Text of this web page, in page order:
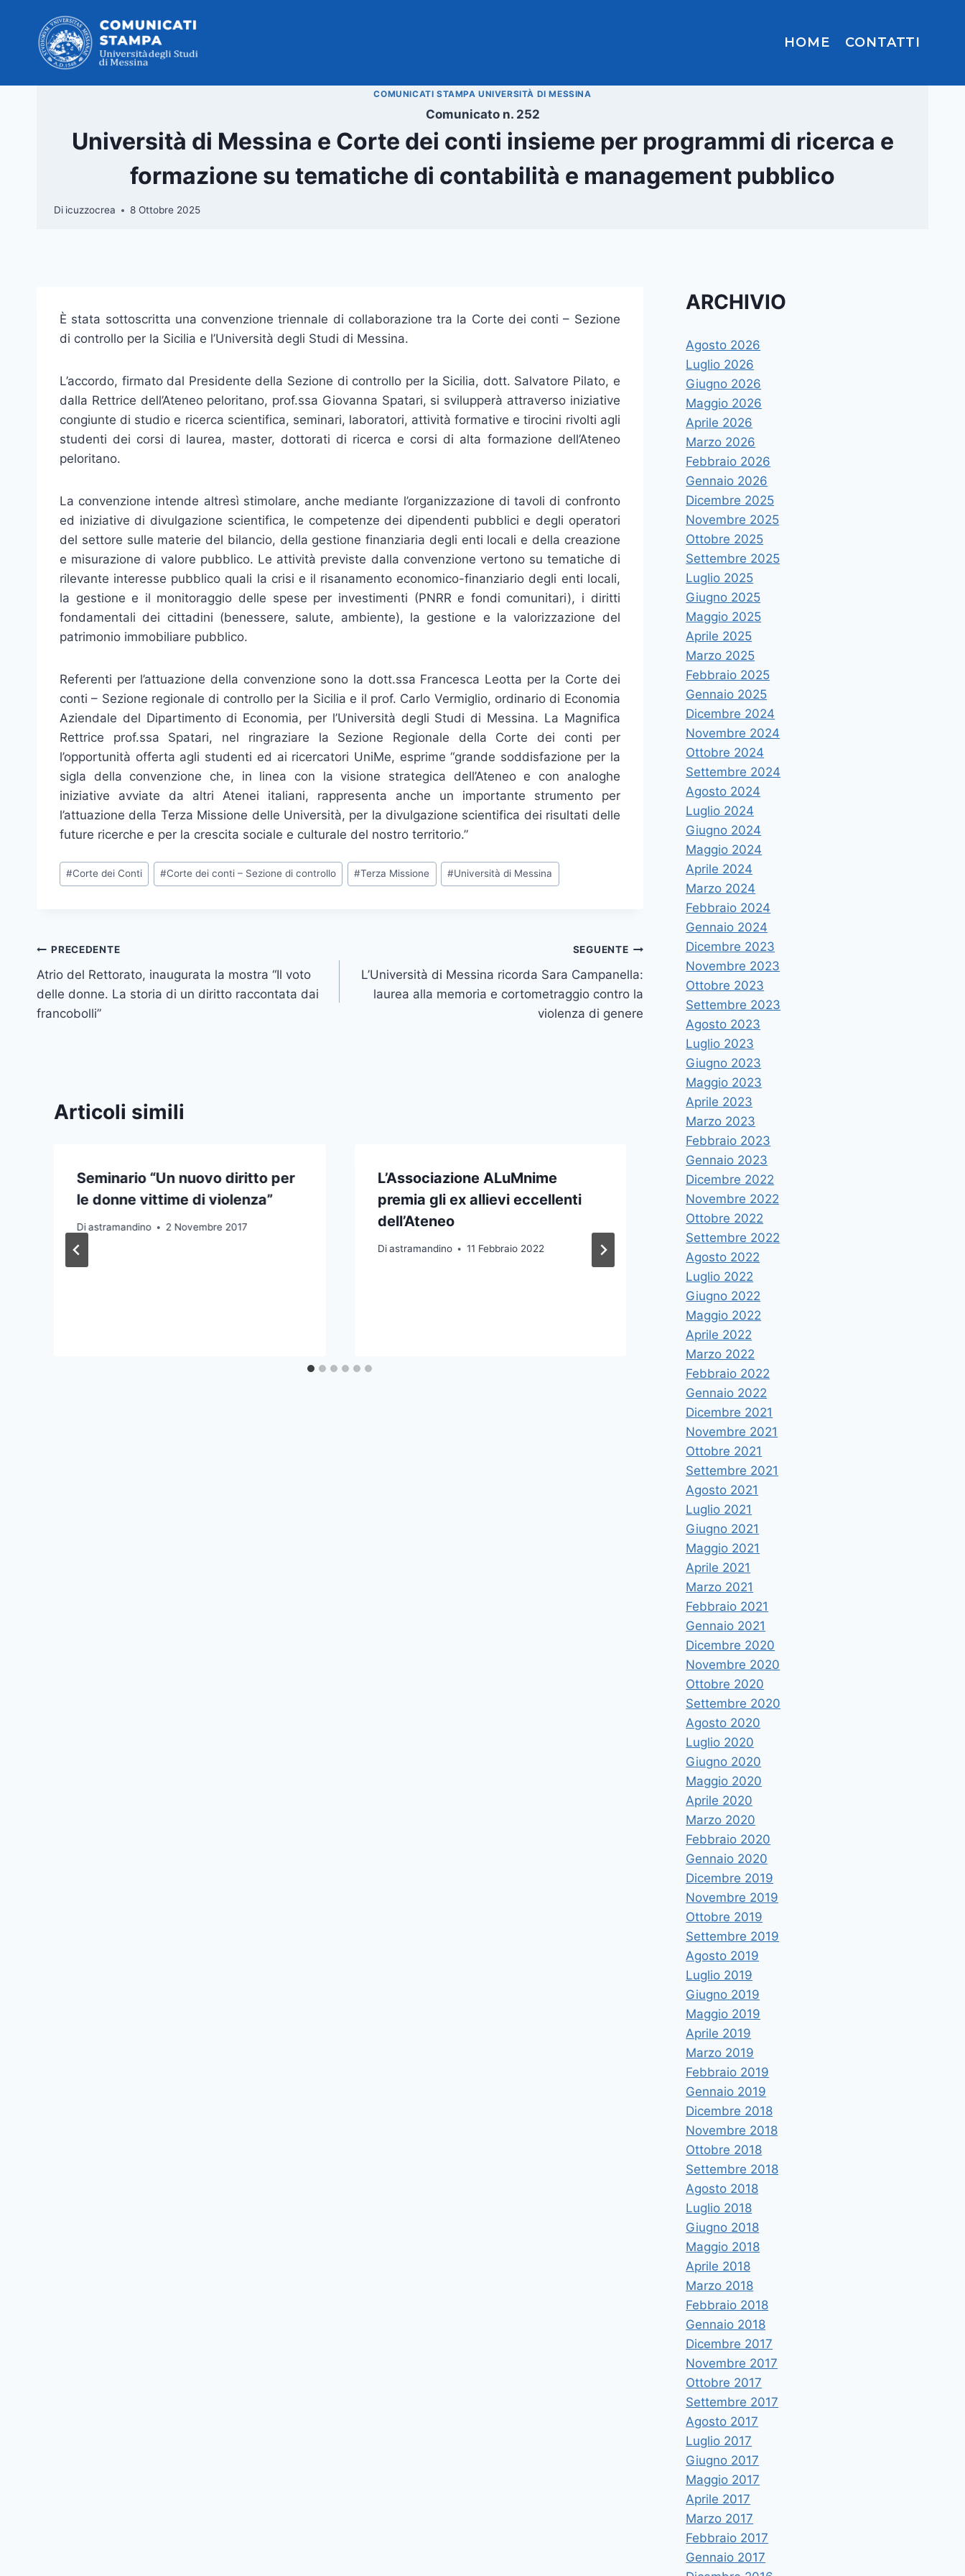
contenuto
HOME CONTATTI
COMUNICATI STAMPA UNIVERSITÀ DI MESSINA
Comunicato n. 252
Università di Messina e Corte dei conti insieme per programmi di ricerca e
formazione su tematiche di contabilità e management pubblico
Di icuzzocrea 8 Ottobre 2025
È stata sottoscritta una convenzione triennale di collaborazione tra la Corte dei conti – Sezione
di controllo per la Sicilia e l’Università degli Studi di Messina.
L’accordo, firmato dal Presidente della Sezione di controllo per la Sicilia, dott. Salvatore Pilato, e
dalla Rettrice dell’Ateneo peloritano, prof.ssa Giovanna Spatari, si svilupperà attraverso iniziative
congiunte di studio e ricerca scientifica, seminari, laboratori, attività formative e tirocini rivolti agli
studenti dei corsi di laurea, master, dottorati di ricerca e corsi di alta formazione dell’Ateneo
peloritano.
La convenzione intende altresì stimolare, anche mediante l’organizzazione di tavoli di confronto
ed iniziative di divulgazione scientifica, le competenze dei dipendenti pubblici e degli operatori
del settore sulle materie del bilancio, della gestione finanziaria degli enti locali e della creazione
e misurazione di valore pubblico. Le attività previste dalla convenzione vertono su tematiche di
rilevante interesse pubblico quali la crisi e il risanamento economico-finanziario degli enti locali,
la gestione e il monitoraggio delle spese per investimenti (PNRR e fondi comunitari), i diritti
fondamentali dei cittadini (benessere, salute, ambiente), la gestione e la valorizzazione del
patrimonio immobiliare pubblico.
Referenti per l’attuazione della convenzione sono la dott.ssa Francesca Leotta per la Corte dei
conti – Sezione regionale di controllo per la Sicilia e il prof. Carlo Vermiglio, ordinario di Economia
Aziendale del Dipartimento di Economia, per l’Università degli Studi di Messina. La Magnifica
Rettrice prof.ssa Spatari, nel ringraziare la Sezione Regionale della Corte dei conti per
l’opportunità offerta agli studenti ed ai ricercatori UniMe, esprime “grande soddisfazione per la
sigla della convenzione che, in linea con la visione strategica dell’Ateneo e con analoghe
iniziative avviate da altri Atenei italiani, rappresenta anche un importante strumento per
l’attuazione della Terza Missione delle Università, per la divulgazione scientifica dei risultati delle
future ricerche e per la crescita sociale e culturale del nostro territorio.”
Tag
articolo:
#Corte dei Conti #Corte dei conti – Sezione di controllo #Terza Missione #Università di Messina
Navigazione
articoli
PRECEDENTE
Atrio del Rettorato, inaugurata la mostra “Il voto
delle donne. La storia di un diritto raccontata dai
francobolli”
SEGUENTE
L’Università di Messina ricorda Sara Campanella:
laurea alla memoria e cortometraggio contro la
violenza di genere
Articoli simili
Seminario “Un nuovo diritto per
le donne vittime di violenza”
Diastramandino 2 Novembre 2017
L’Associazione ALuMnime
premia gli ex allievi eccellenti
dell’Ateneo
Di astramandino 11 Febbraio 2022
ACCORDO UNIVERSITA’ E
UFFICIO SPECIALE SPORTELLO
UNICO AERCA PER INTERVENTI
SU AREE ESPOSTE AD
INQUINAMENTO E RISCHIO
SALUTE
Divruggeri 8 Maggio 2012
ARCHIVIO
Agosto 2026
Luglio 2026
Giugno 2026
Maggio 2026
Aprile 2026
Marzo 2026
Febbraio 2026
Gennaio 2026
Dicembre 2025
Novembre 2025
Ottobre 2025
Settembre 2025
Luglio 2025
Giugno 2025
Maggio 2025
Aprile 2025
Marzo 2025
Febbraio 2025
Gennaio 2025
Dicembre 2024
Novembre 2024
Ottobre 2024
Settembre 2024
Agosto 2024
Luglio 2024
Giugno 2024
Maggio 2024
Aprile 2024
Marzo 2024
Febbraio 2024
Gennaio 2024
Dicembre 2023
Novembre 2023
Ottobre 2023
Settembre 2023
Agosto 2023
Luglio 2023
Giugno 2023
Maggio 2023
Aprile 2023
Marzo 2023
Febbraio 2023
Gennaio 2023
Dicembre 2022
Novembre 2022
Ottobre 2022
Settembre 2022
Agosto 2022
Luglio 2022
Giugno 2022
Maggio 2022
Aprile 2022
Marzo 2022
Febbraio 2022
Gennaio 2022
Dicembre 2021
Novembre 2021
Ottobre 2021
Settembre 2021
Agosto 2021
Luglio 2021
Giugno 2021
Maggio 2021
Aprile 2021
Marzo 2021
Febbraio 2021
Gennaio 2021
Dicembre 2020
Novembre 2020
Ottobre 2020
Settembre 2020
Agosto 2020
Luglio 2020
Giugno 2020
Maggio 2020
Aprile 2020
Marzo 2020
Febbraio 2020
Gennaio 2020
Dicembre 2019
Novembre 2019
Ottobre 2019
Settembre 2019
Agosto 2019
Luglio 2019
Giugno 2019
Maggio 2019
Aprile 2019
Marzo 2019
Febbraio 2019
Gennaio 2019
Dicembre 2018
Novembre 2018
Ottobre 2018
Settembre 2018
Agosto 2018
Luglio 2018
Giugno 2018
Maggio 2018
Aprile 2018
Marzo 2018
Febbraio 2018
Gennaio 2018
Dicembre 2017
Novembre 2017
Ottobre 2017
Settembre 2017
Agosto 2017
Luglio 2017
Giugno 2017
Maggio 2017
Aprile 2017
Marzo 2017
Febbraio 2017
Gennaio 2017